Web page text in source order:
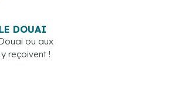
DOUAI
ou aux
reçoivent !